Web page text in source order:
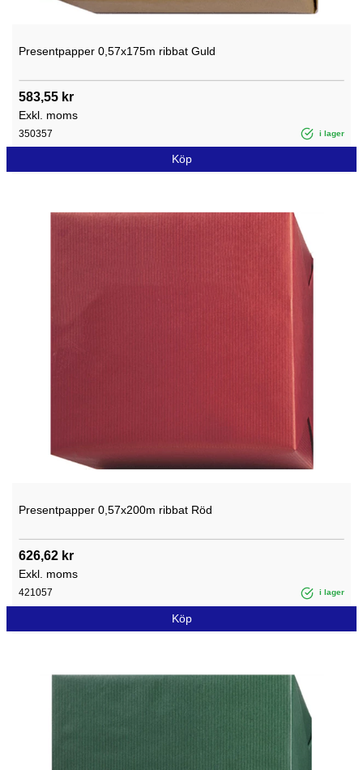
Presentpapper 0,57x175m ribbat Guld
583,55 kr
Exkl. moms
350357 i lager
Köp
Presentpapper 0,57x200m ribbat Röd
626,62 kr
Exkl. moms
421057 i lager
Köp